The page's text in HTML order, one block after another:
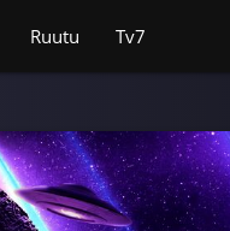
Ruutu Tv7